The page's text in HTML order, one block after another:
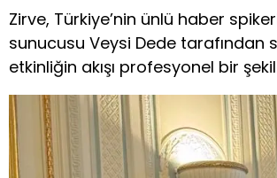
Zirve, Türkiye’nin ünlü haber
sunucusu Veysi Dede tarafından
etkinliğin akışı profesyonel bir